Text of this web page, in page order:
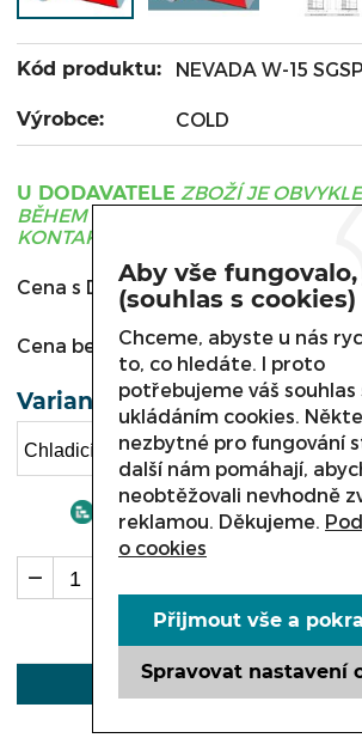
Kód produktu: NEVADA W-15
Výrobce: COLD
U DODAVATELE ZBOŽÍ JE
BĚHEM 3 - 21 DNÍ, PRO UPŘESNĚNÍ
KONTAKTUJTE.
Cena s DPH:
Cena bez DPH:
Varianta
Aby vše
(souhlas s cookies)
Chceme, abyste u nás
to, co hledáte. I proto
potřebujeme váš souhlas
ukládáním cookies.
nezbytné pro fungování
další nám pomáhají,
neobtěžovali nevhodně
reklamou. Děkujeme.
o cookies
Spravovat nastavení
Přijmout vše a